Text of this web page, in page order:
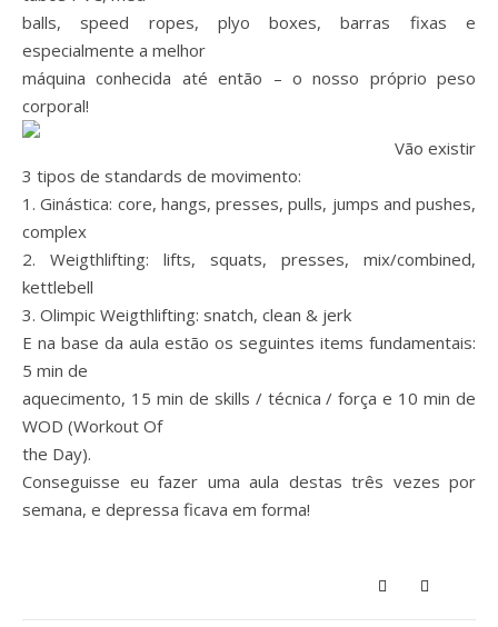
balls, speed ropes, plyo boxes, barras fixas e
especialmente a melhor
máquina conhecida até então – o nosso próprio peso
corporal!
Vão existir
3 tipos de standards de movimento:
1. Ginástica: core, hangs, presses, pulls, jumps and pushes,
complex
2. Weigthlifting: lifts, squats, presses, mix/combined,
kettlebell
3. Olimpic Weigthlifting: snatch, clean & jerk
E na base da aula estão os seguintes items fundamentais:
5 min de
aquecimento, 15 min de skills / técnica / força e 10 min de
WOD (Workout Of
the Day).
Conseguisse eu fazer uma aula destas três vezes por
semana, e depressa ficava em forma!